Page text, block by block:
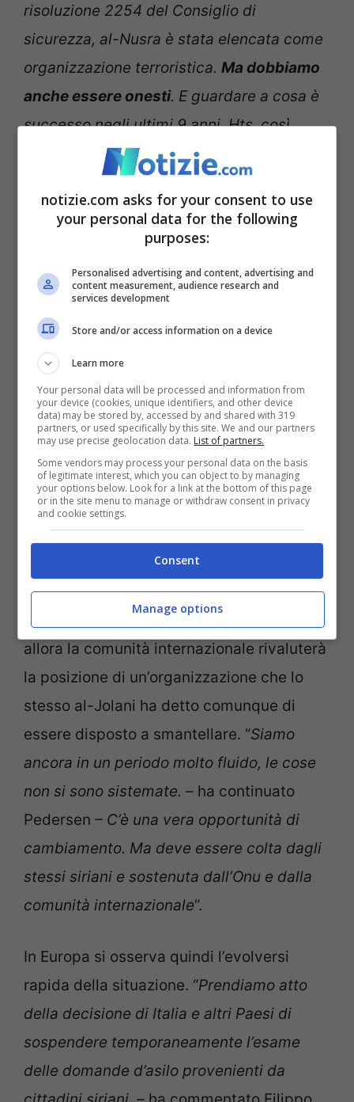
risoluzione 2254 del Consiglio di
sicurezza, al-Nusra è stata elencata come
organizzazione terroristica. Ma dobbiamo
anche essere onesti. E guardare a cosa è
successo negli ultimi 9 anni. Hts, così
come anche altri gruppi armati, hanno
inviato buoni messaggi anche sul campo al
popolo siriano, di unità e di inclusività”.
Pedersen (Onu): “Hts-al-Nusra, una questione chiave”
(ANSA FOTO) – Notizie.com
Secondo l’Onu, insomma, la prova più
importante riguarderàgli accordi di
transizione a Damasco.Qualora ci
saranno conferme sulle intenzioni di Hts,
allora la comunità internazionale rivaluterà
la posizione di un’organizzazione che lo
stesso al-Jolani ha detto comunque di
essere disposto a smantellare. “Siamo
ancora in un periodo molto fluido, le cose
non si sono sistemate. – ha continuato
Pedersen – C’è una vera opportunità di
cambiamento. Ma deve essere colta dagli
stessi siriani e sostenuta dall’Onu e dalla
comunità internazionale”.
In Europa si osserva quindi l’evolversi
rapida della situazione. “Prendiamo atto
della decisione di Italia e altri Paesi di
sospendere temporaneamente l’esame
delle domande d’asilo provenienti da
notizie.com asks for your consent to use
your personal data for the following
purposes:
Personalised advertising and content, advertising and
content measurement, audience research and
services development
Store and/or access information on a device
Learn more
Your personal data will be processed and information from
your device (cookies, unique identifiers, and other device
data) may be stored by, accessed by and shared with 319
partners, or used specifically by this site. We and our partners
may use precise geolocation data. List of partners.
Some vendors may process your personal data on the basis
of legitimate interest, which you can object to by managing
your options below. Look for a link at the bottom of this page
or in the site menu to manage or withdraw consent in privacy
and cookie settings.
Consent
Manage options